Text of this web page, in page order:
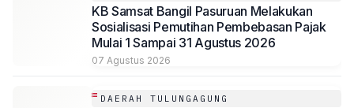
KB Samsat Bangil Pasuruan Melakukan
Sosialisasi Pemutihan Pembebasan Pajak
Mulai 1 Sampai 31 Agustus 2026
07 Agustus 2026
DAERAH TULUNGAGUNG